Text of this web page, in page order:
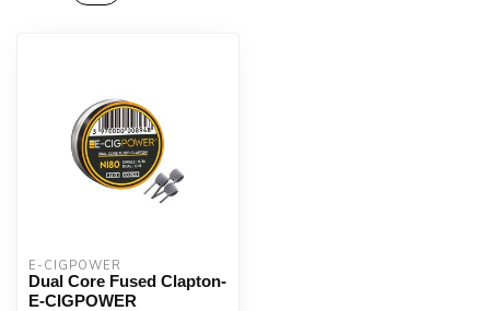
E-CIGPOWER
Dual Core Fused Clapton-
E-CIGPOWER